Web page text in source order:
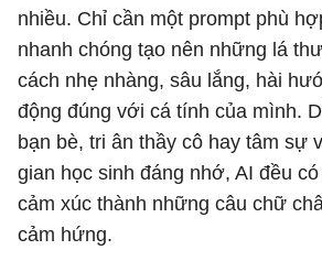
nhiều. Chỉ cần một prompt phù
nhanh chóng tạo nên những lá
cách nhẹ nhàng, sâu lắng, hài
động đúng với cá tính của mình.
bạn bè, tri ân thầy cô hay tâm sự
gian học sinh đáng nhớ, AI đều
cảm xúc thành những câu chữ
cảm hứng.